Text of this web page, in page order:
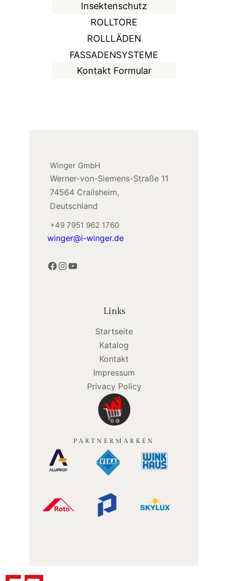
Insektenschutz
ROLLTORE
ROLLLÄDEN
FASSADENSYSTEME
Kontakt Formular
Winger GmbH
Werner-von-Siemens-Straße 11
74564 Crailsheim,
Deutschland
+49 7951 962 1760
winger@i-winger.de
Facebook Instagram YouTube
Links
Startseite
Katalog
Kontakt
Impressum
Privacy Policy
PARTNERMARKEN